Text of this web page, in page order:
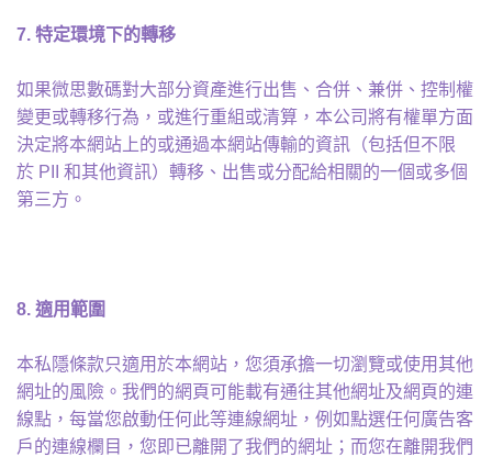
7. 特定環境下的轉移
如果微思數碼對大部分資產進行出售、合併、兼併、控制權
變更或轉移行為，或進行重組或清算，本公司將有權單方面
決定將本網站上的或通過本網站傳輸的資訊（包括但不限
於 PII 和其他資訊）轉移、出售或分配給相關的一個或多個
第三方。
8. 適用範圍
本私隱條款只適用於本網站，您須承擔一切瀏覽或使用其他
網址的風險。我們的網頁可能載有通往其他網址及網頁的連
線點，每當您啟動任何此等連線網址，例如點選任何廣告客
戶的連線欄目，您即已離開了我們的網址；而您在離開我們